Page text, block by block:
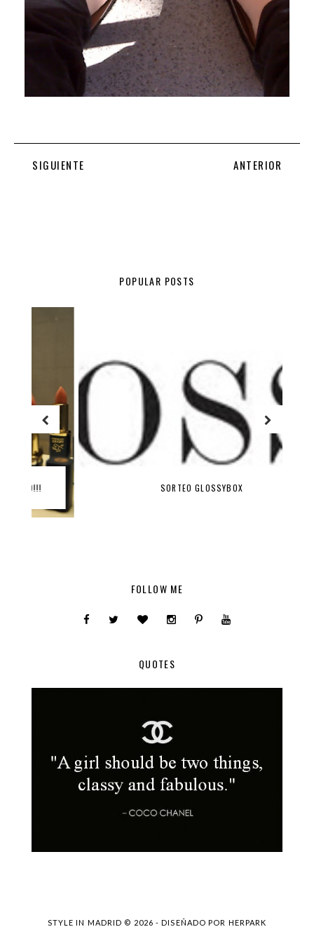
SIGUIENTE ANTERIOR
POPULAR POSTS
SORTEO GLOSSYBOX
FOLLOW ME
QUOTES
STYLE IN MADRID © 2026 - DISEÑADO POR HERPARK